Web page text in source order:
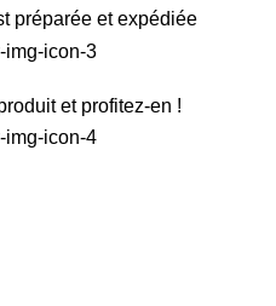
préparée et expédiée
et profitez-en !